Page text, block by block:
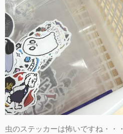
虫のステッカーは怖いですね・・・